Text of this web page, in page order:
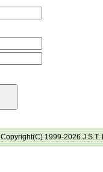
Copyright(C) 1999-2026 J.S.T.